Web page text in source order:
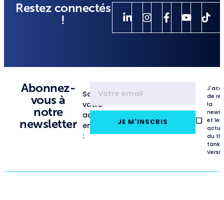
Restez connectés
!
Abonnez-
vous à
notre
newsletter
Saisissez
votre
adresse
email
:
JE M'INSCRIS
de
la
et les
du
tank